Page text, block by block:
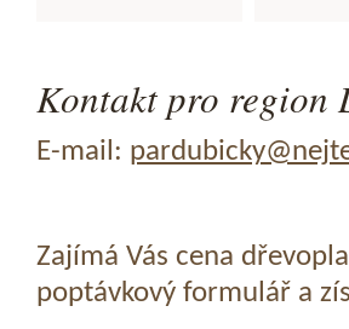
Kontakt pro region
E-mail:
Zajímá Vás cena
poptávkový formulář a